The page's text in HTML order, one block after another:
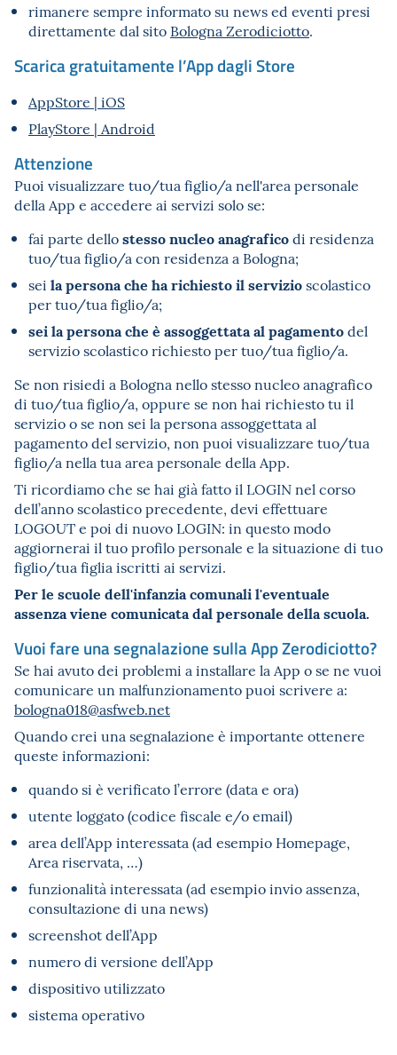
rimanere sempre informato su news ed eventi presi
direttamente dal sito Bologna Zerodiciotto.
Scarica gratuitamente l’App dagli Store
AppStore | iOS
PlayStore | Android
Attenzione
Puoi visualizzare tuo/tua figlio/a nell'area personale
della App e accedere ai servizi solo se:
fai parte dellostesso nucleo anagraficodi residenza
tuo/tua figlio/a con residenza a Bologna;
sei la persona che ha richiesto il servizioscolastico
per tuo/tua figlio/a;
sei la persona che è assoggettata al pagamentodel
servizio scolastico richiesto per tuo/tua figlio/a.
Se non risiedi a Bologna nello stesso nucleo anagrafico
di tuo/tua figlio/a, oppure se non hai richiesto tu il
servizio o se non sei la persona assoggettata al
pagamento del servizio, non puoi visualizzare tuo/tua
figlio/a nella tua area personale della App.
Ti ricordiamo che se hai già fatto il LOGIN nel corso
dell’anno scolastico precedente, devi effettuare
LOGOUT e poi di nuovo LOGIN: in questo modo
aggiornerai il tuo profilo personale e la situazione di tuo
figlio/tua figlia iscritti ai servizi.
Per le scuole dell'infanzia comunali l'eventuale
assenza viene comunicata dal personale della scuola.
Vuoi fare una segnalazione sulla App Zerodiciotto?
Se hai avuto dei problemi a installare la App o se ne vuoi
comunicare un malfunzionamento puoi scrivere a:
bologna018@asfweb.net
Quando crei una segnalazione è importante ottenere
queste informazioni:
quando si è verificato l’errore (data e ora)
utente loggato (codice fiscale e/o email)
area dell’App interessata (ad esempio Homepage,
Area riservata, …)
funzionalità interessata (ad esempio invio assenza,
consultazione di una news)
screenshot dell’App
numero di versione dell’App
dispositivo utilizzato
sistema operativo